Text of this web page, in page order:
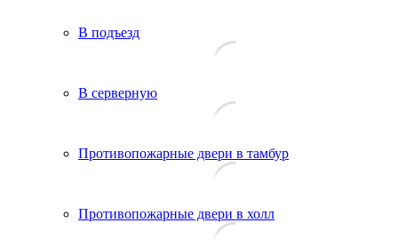
В подъезд
В серверную
Противопожарные двери в тамбур
Противопожарные двери в холл